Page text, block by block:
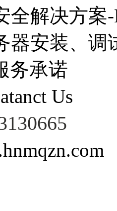
全解决方案
器安装、调
务承诺
Us